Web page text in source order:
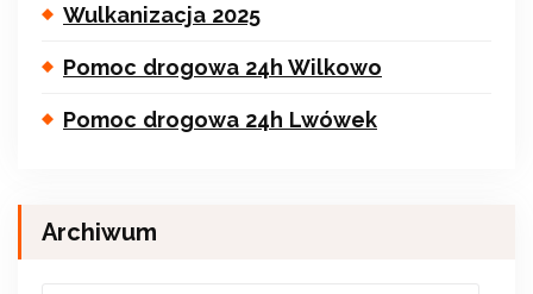
Wulkanizacja 2025
Pomoc drogowa 24h Wilkowo
Pomoc drogowa 24h Lwówek
Archiwum